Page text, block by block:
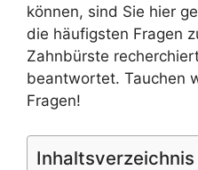
können, sind Sie hier
die häufigsten Fragen
Zahnbürste
beantwortet. Tauchen
Fragen!
Inhaltsverzeichnis